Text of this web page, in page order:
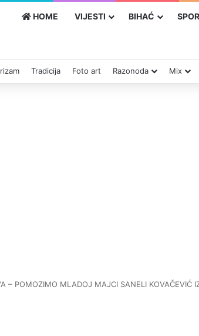
HOME VIJESTI BIHAĆ
Tradicija Foto art Razonoda Mix
– POMOZIMO MLADOJ MAJCI SANELI KOVAČEVIĆ